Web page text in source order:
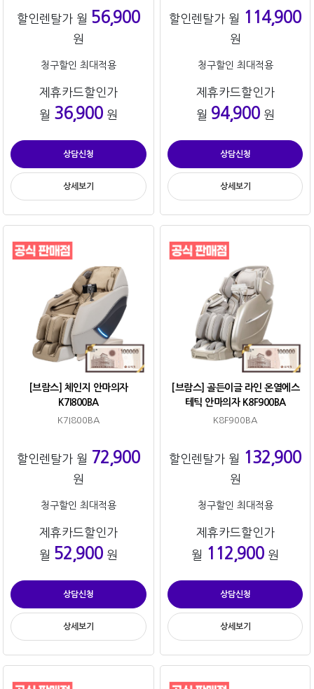
할인렌탈가 월 56,900
원
청구할인 최대적용
제휴카드할인가
월 36,900원
상담신청
상세보기
할인렌탈가 월 114,900
원
청구할인 최대적용
제휴카드할인가
월 94,900원
상담신청
상세보기
[브람스] 체인지 안마의자
K7I800BA
K7I800BA
할인렌탈가 월 72,900
원
청구할인 최대적용
제휴카드할인가
월 52,900원
상담신청
상세보기
[브람스] 골든이글 라인 온열에스
테틱 안마의자 K8F900BA
K8F900BA
할인렌탈가 월 132,900
원
청구할인 최대적용
제휴카드할인가
월 112,900 원
상담신청
상세보기